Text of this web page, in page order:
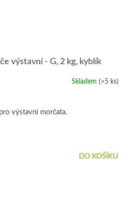
výstavní - G, 2 kg, kyblík
Skladem(>5 ks)
DO KOŠÍKU
výstavní morčata.